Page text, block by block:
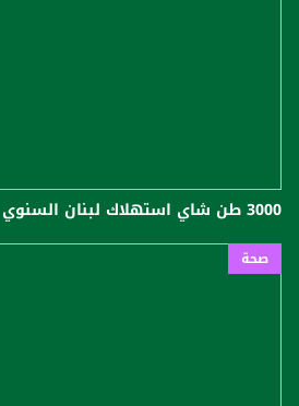
3000 طن شاي استهلاك لبنان السنوي
صحة